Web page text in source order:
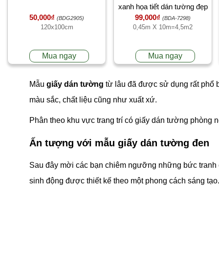
50,000₫ (BDG2905)
120x100cm
Mua ngay
xanh họa tiết dán tường đẹp
99,000₫ (BDA-7298)
0,45m X 10m=4,5m2
Mua ngay
Mẫu giấy dán tường từ lâu đã được sử dụng rất phổ
màu sắc, chất liệu cũng như xuất xứ.
Phân theo khu vực trang trí có giấy dán tường
Ấn tượng với mẫu giấy dán tường đen
Sau đây mời các bạn chiêm ngưỡng những bức
sinh động được thiết kế theo một phong cách sáng tạo.